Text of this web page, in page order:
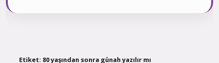
Etiket: 80 yaşından sonra günah yazılır mı